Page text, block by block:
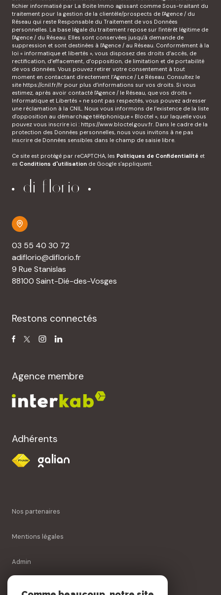
fichier informatisé par La Boite Immo agissant comme Sous-traitant du
traitement pour la gestion de la clientèle/prospects de l'Agence / du
Réseau qui reste Responsable du Traitement de vos Données
personnelles. La base légale du traitement repose sur l'intérêt légitime de
l'Agence / du Réseau. Elles sont conservées jusqu'à demande de
suppression et sont destinées à l'Agence / au Réseau. Conformément à la
loi « informatique et libertés », vous disposez des droits d’accès, de
rectification, d’effacement, d’opposition, de limitation et de portabilité
de vos données. Vous pouvez retirer votre consentement à tout
moment en contactant directement l’Agence / Le Réseau. Consultez le
site https://cnil.fr/fr pour plus d’informations sur vos droits. Si vous
estimez, après avoir contacté l'Agence / le Réseau, que vos droits «
Informatique et Libertés » ne sont pas respectés, vous pouvez adresser
une réclamation à la CNIL. Nous vous informons de l’existence de la liste
d'opposition au démarchage téléphonique « Bloctel », sur laquelle vous
pouvez vous inscrire ici : https://www.bloctel.gouv.fr. Dans le cadre de la
protection des Données personnelles, nous vous invitons à ne pas
inscrire de Données sensibles dans le champ de saisie libre.
Ce site est protégé par reCAPTCHA, les Politiques de Confidentialité et
es Conditions d'utilisation de Google s'appliquent.
03 55 40 30 72
adiflorio@diflorio.fr
9 Rue Stanislas
88100 Saint-Dié-des-Vosges
Restons connectés
Agence membre
Adhérents
Nos partenaires
Mentions légales
Admin